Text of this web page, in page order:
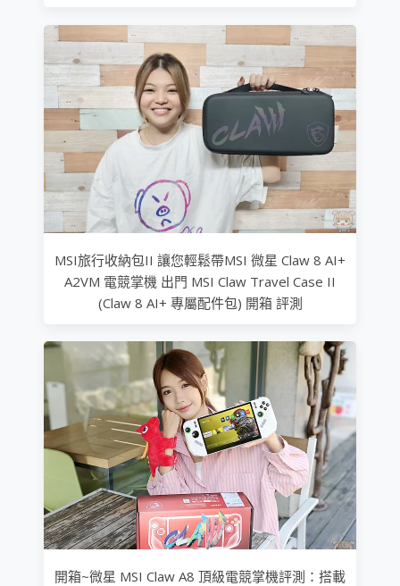
MSI旅行收納包II 讓您輕鬆帶MSI 微星 Claw 8 AI+
A2VM 電競掌機 出門 MSI Claw Travel Case II
(Claw 8 AI+ 專屬配件包) 開箱 評測
開箱~微星 MSI Claw A8 頂級電競掌機評測：搭載